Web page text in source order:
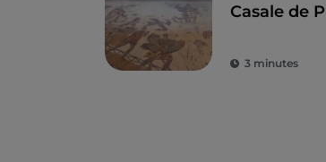
Casale de
3 minutes